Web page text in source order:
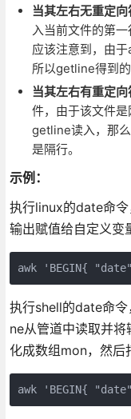
当其左右无重定向
入当前文件的第
应该注意到，由
所以getline得到的
当其左右有重定向
件，由于该文件
getline读入，那
是隔行。
示例：
执行linux的date命
输出赋值给自定义变
awk 'BEGIN{
执行shell的date命
ne从管道中读取并
化成数组mon，然后
awk 'BEGIN{